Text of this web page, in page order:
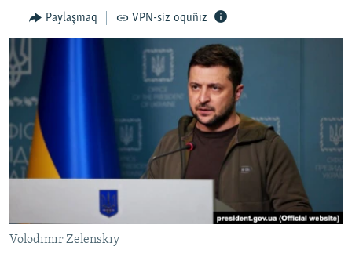
İNSAN AQLARI
VİDEO
SÜRET
BLOGLAR
FİKİR
Русский
QOŞULIÑIZ!
Paylaşmaq VPN-siz oquñız
Volodımır Zelenskıy